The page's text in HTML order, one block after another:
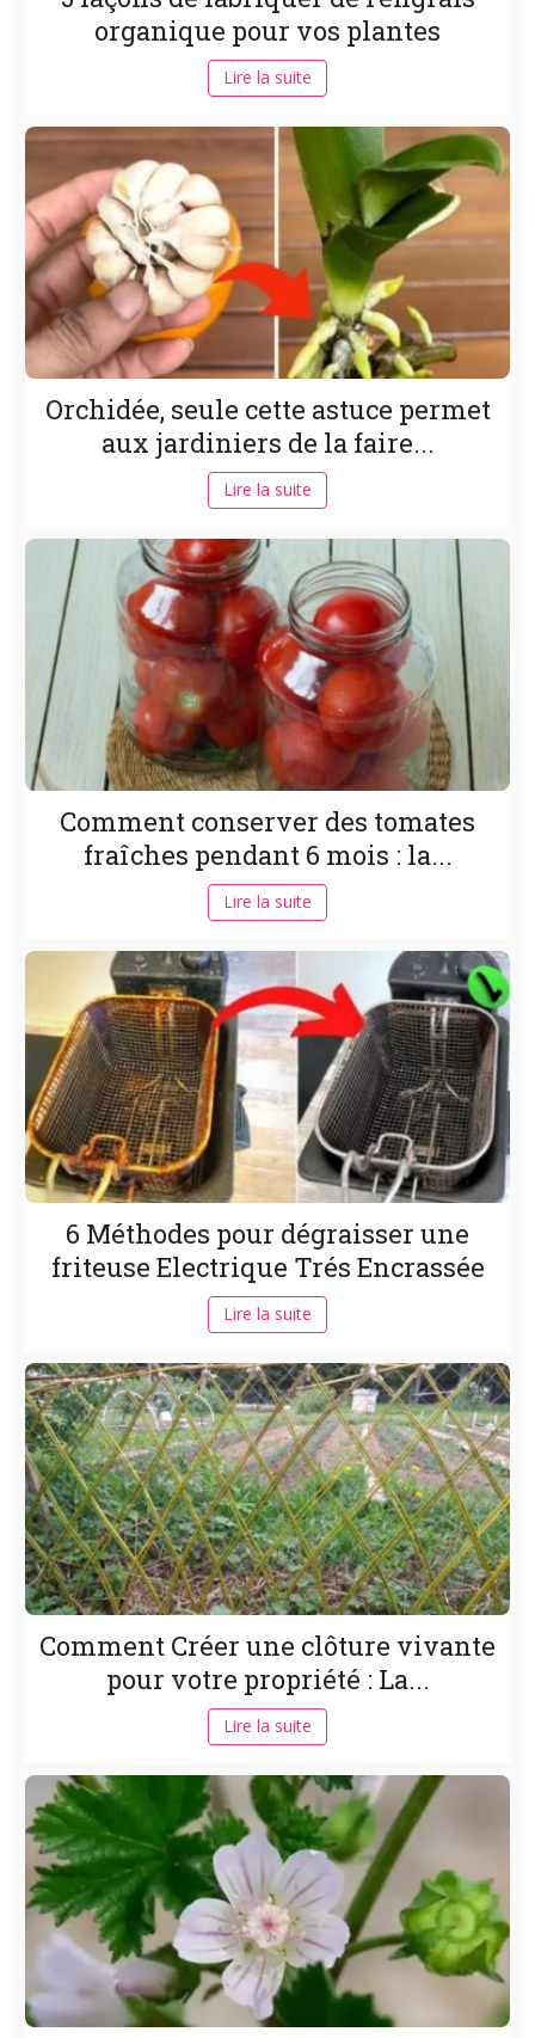
organique pour vos plantes
Lire la suite
Orchidée, seule cette astuce permet
aux jardiniers de la faire...
Lire la suite
Comment conserver des tomates
fraîches pendant 6 mois : la...
Lire la suite
6 Méthodes pour dégraisser une
friteuse Electrique Trés Encrassée
Lire la suite
Comment Créer une clôture vivante
pour votre propriété : La...
Lire la suite